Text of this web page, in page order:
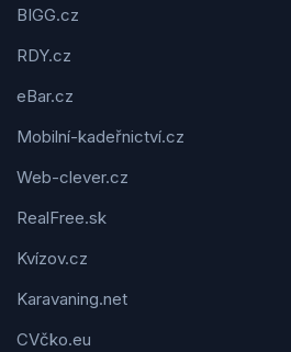
BIGG.cz
RDY.cz
eBar.cz
Mobilní-kadeřnictví.cz
Web-clever.cz
RealFree.sk
Kvízov.cz
Karavaning.net
CVčko.eu